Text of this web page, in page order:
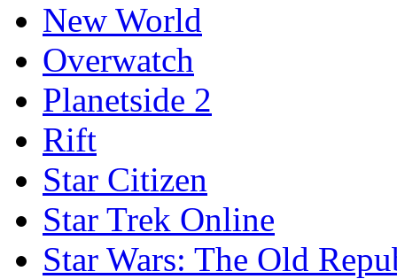
New World
Overwatch
Planetside 2
Rift
Star Citizen
Star Trek Online
Star Wars: The Old